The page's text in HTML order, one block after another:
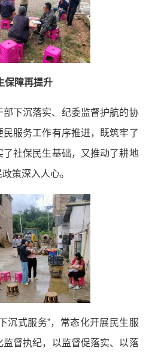
保障再提升
下沉落实、纪委监督护航的协
服务工作有序推进，既筑牢了
社保民生基础，又推动了耕地
策深入人心。
沉式服务”，常态化开展民生服
督执纪，以监督促落实、以落